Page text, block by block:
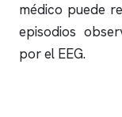
médico puede
episodios
por el EEG.